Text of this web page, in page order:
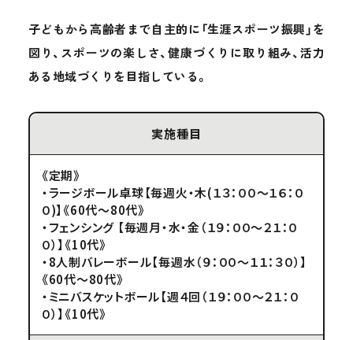
子どもから高齢者まで自主的に「生涯スポーツ振興」を
図り、スポーツの楽しさ、健康づくりに取り組み、活力
ある地域づくりを目指している。
実施種目
《定期》
・ラージボール卓球【毎週火・木(１３：００～１６：０
０)】《60代～80代》
・フェンシング 【毎週月・水・金（１９：００～２１：０
０）】《10代》
・8人制バレーボール【毎週水（９：００～１１：３０）】
《60代～80代》
・ミニバスケットボール【週４回（１９：００～２１：０
０）】《10代》